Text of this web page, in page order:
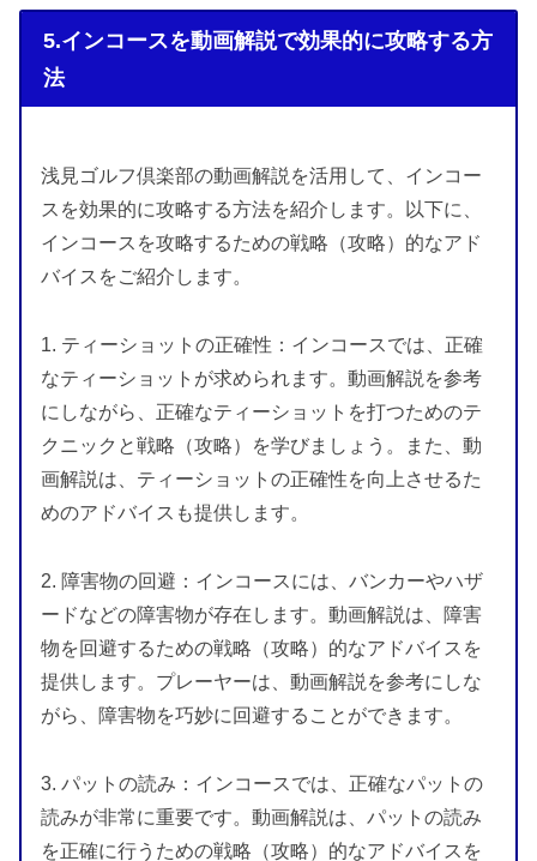
5.インコースを動画解説で効果的に攻略する方
法
浅見ゴルフ倶楽部の動画解説を活用して、インコー
スを効果的に攻略する方法を紹介します。以下に、
インコースを攻略するための戦略（攻略）的なアド
バイスをご紹介します。
1. ティーショットの正確性：インコースでは、正確
なティーショットが求められます。動画解説を参考
にしながら、正確なティーショットを打つためのテ
クニックと戦略（攻略）を学びましょう。また、動
画解説は、ティーショットの正確性を向上させるた
めのアドバイスも提供します。
2. 障害物の回避：インコースには、バンカーやハザ
ードなどの障害物が存在します。動画解説は、障害
物を回避するための戦略（攻略）的なアドバイスを
提供します。プレーヤーは、動画解説を参考にしな
がら、障害物を巧妙に回避することができます。
3. パットの読み：インコースでは、正確なパットの
読みが非常に重要です。動画解説は、パットの読み
を正確に行うための戦略（攻略）的なアドバイスを